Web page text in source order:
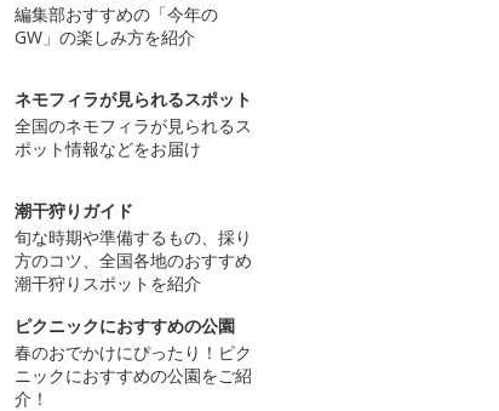
編集部おすすめの「今年の
GW」の楽しみ方を紹介
ネモフィラが見られるスポット
全国のネモフィラが見られるス
ポット情報などをお届け
潮干狩りガイド
旬な時期や準備するもの、採り
方のコツ、全国各地のおすすめ
潮干狩りスポットを紹介
ピクニックにおすすめの公園
春のおでかけにぴったり！ピク
ニックにおすすめの公園をご紹
介！